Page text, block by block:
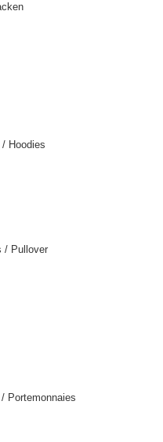
Hoodies
/ Pullover
Portemonnaies